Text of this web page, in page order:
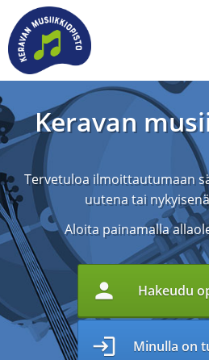
Keravan
Tervetuloa ilmoittautumaan
uutena tai
Aloita painamalla
person Hakeudu
login Minulla on